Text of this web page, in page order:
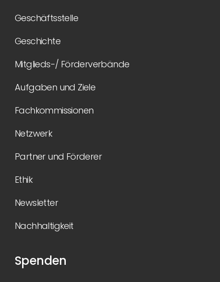
Geschäftsstelle
Geschichte
Mitglieds-/ Förderverbände
Aufgaben und Ziele
Fachkommissionen
Netzwerk
Partner und Förderer
Ethik
Newsletter
Nachhaltigkeit
Spenden